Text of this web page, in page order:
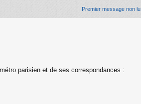
Premier message non lu
parisien et de ses correspondances :